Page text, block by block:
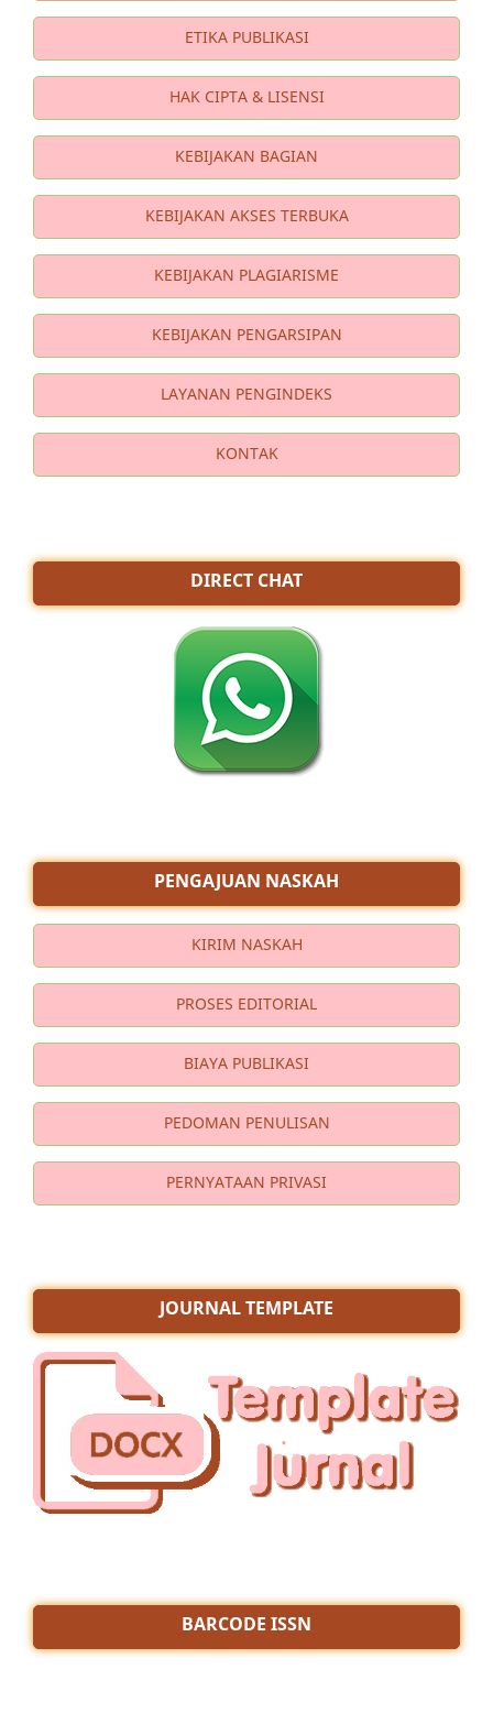
ETIKA PUBLIKASI
HAK CIPTA & LISENSI
KEBIJAKAN BAGIAN
KEBIJAKAN AKSES TERBUKA
KEBIJAKAN PLAGIARISME
KEBIJAKAN PENGARSIPAN
LAYANAN PENGINDEKS
KONTAK
DIRECT CHAT
PENGAJUAN NASKAH
KIRIM NASKAH
PROSES EDITORIAL
BIAYA PUBLIKASI
PEDOMAN PENULISAN
PERNYATAAN PRIVASI
JOURNAL TEMPLATE
BARCODE ISSN